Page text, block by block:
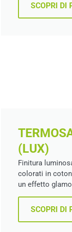
SCOPRI DI
(LUX)
Finitura
colorati in
un effetto
SCOPRI DI